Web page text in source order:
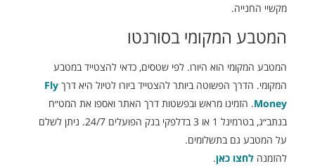
מקשיי החנייה.
המטבע המקומי בסורנטו
המטבע המקומי הוא היורו. לפי שטסים, כדאי להצטייד במטבע
המקומי. הדרך הפשוטה ביותר להצטייד ביורו לטיול היא דרךFly
Money. הזמינו מראש ובפשטות דרך האתר ואספו את המט״ח
בנתב״ג, בטרמינל 1 או 3 בדלפקי בנק הפועלים 24/7. ניתן לשלם
על המטבע גם בתשלומים.
להזמנהלחצו כאן.